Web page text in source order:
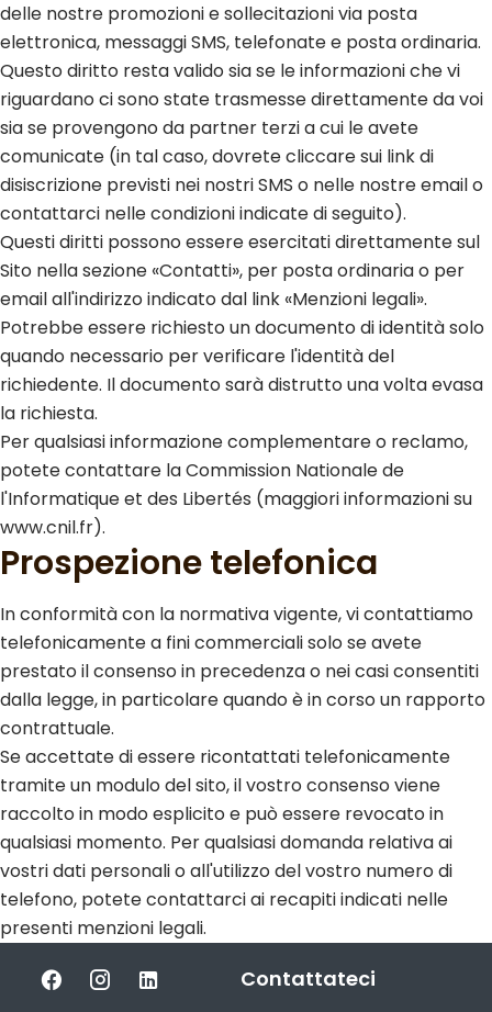
delle nostre promozioni e sollecitazioni via posta
elettronica, messaggi SMS, telefonate e posta ordinaria.
Questo diritto resta valido sia se le informazioni che vi
riguardano ci sono state trasmesse direttamente da voi
sia se provengono da partner terzi a cui le avete
comunicate (in tal caso, dovrete cliccare sui link di
disiscrizione previsti nei nostri SMS o nelle nostre email o
contattarci nelle condizioni indicate di seguito).
Questi diritti possono essere esercitati direttamente sul
Sito nella sezione «Contatti», per posta ordinaria o per
email all'indirizzo indicato dal link «Menzioni legali».
Potrebbe essere richiesto un documento di identità solo
quando necessario per verificare l'identità del
richiedente. Il documento sarà distrutto una volta evasa
la richiesta.
Per qualsiasi informazione complementare o reclamo,
potete contattare la Commission Nationale de
l'Informatique et des Libertés (maggiori informazioni su
www.cnil.fr).
Prospezione telefonica
In conformità con la normativa vigente, vi contattiamo
telefonicamente a fini commerciali solo se avete
prestato il consenso in precedenza o nei casi consentiti
dalla legge, in particolare quando è in corso un rapporto
contrattuale.
Se accettate di essere ricontattati telefonicamente
tramite un modulo del sito, il vostro consenso viene
raccolto in modo esplicito e può essere revocato in
qualsiasi momento. Per qualsiasi domanda relativa ai
vostri dati personali o all'utilizzo del vostro numero di
telefono, potete contattarci ai recapiti indicati nelle
presenti menzioni legali.
Contattateci